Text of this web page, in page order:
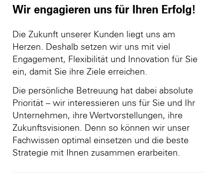
Wir engagieren uns für Ihren Erfolg!
Die Zukunft unserer Kunden liegt uns am
Herzen. Deshalb setzen wir uns mit viel
Engagement, Flexibilität und Innovation für Sie
ein, damit Sie ihre Ziele erreichen.
Die persönliche Betreuung hat dabei absolute
Priorität – wir interessieren uns für Sie und Ihr
Unternehmen, ihre Wertvorstellungen, ihre
Zukunftsvisionen. Denn so können wir unser
Fachwissen optimal einsetzen und die beste
Strategie mit Ihnen zusammen erarbeiten.